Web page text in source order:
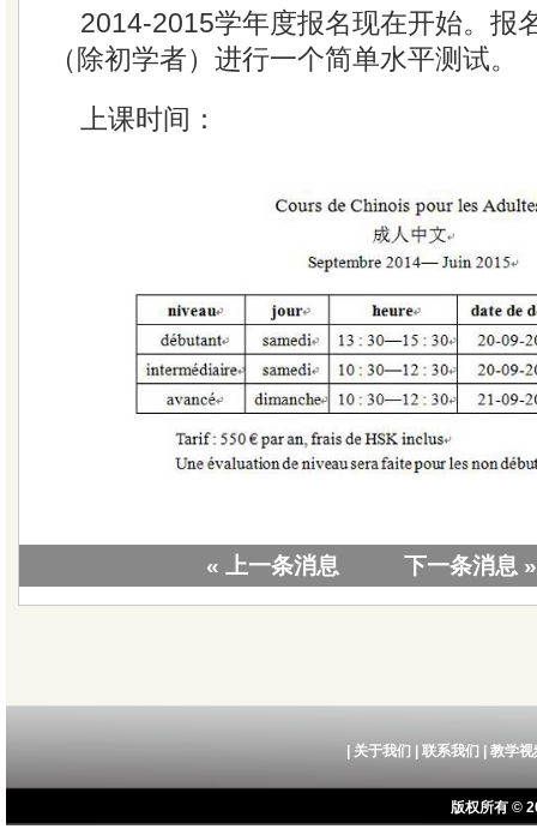
2014-2015学年度报名现在开始。报
（除初学者）进行一个简单水平测试。
上课时间：
« 上一条消息 下一条消息 »
关于我们 联系我们 教学视
版权所有 ©